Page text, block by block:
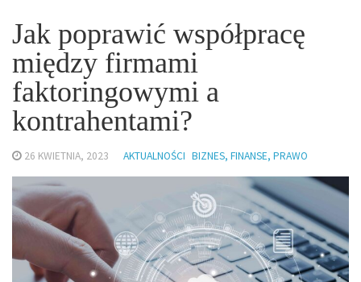
Jak poprawić współpracę
między firmami
faktoringowymi a
kontrahentami?
26 KWIETNIA, 2023 AKTUALNOŚCI BIZNES, FINANSE, PRAWO